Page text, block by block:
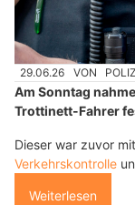
29.06.26 VON
Am Sonntag
Trottinett-Fahrer
Dieser war zuvor
Verkehrskontrolle
Weiterlesen